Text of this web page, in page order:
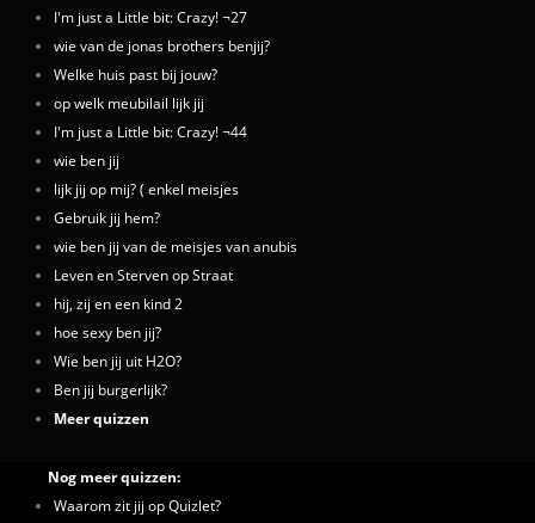
I'm just a Little bit: Crazy! ¬27
wie van de jonas brothers benjij?
Welke huis past bij jouw?
op welk meubilail lijk jij
I'm just a Little bit: Crazy! ¬44
wie ben jij
lijk jij op mij? ( enkel meisjes
Gebruik jij hem?
wie ben jij van de meisjes van anubis
Leven en Sterven op Straat
hij, zij en een kind 2
hoe sexy ben jij?
Wie ben jij uit H2O?
Ben jij burgerlijk?
Meer quizzen
Nog meer quizzen:
Waarom zit jij op Quizlet?